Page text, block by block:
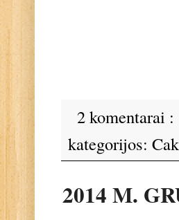
2 komentarai :
kategorijos:
2014 M.